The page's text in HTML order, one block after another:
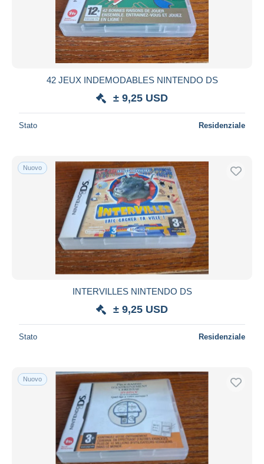
42 JEUX INDEMODABLES NINTENDO DS
± 9,25 USD
Stato Residenziale
Nuovo
INTERVILLES NINTENDO DS
± 9,25 USD
Stato Residenziale
Nuovo